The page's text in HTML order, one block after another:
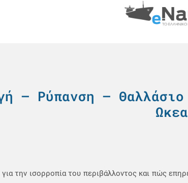
– Ρύπανση –
την ισορροπία του περιβάλλοντος και πώς